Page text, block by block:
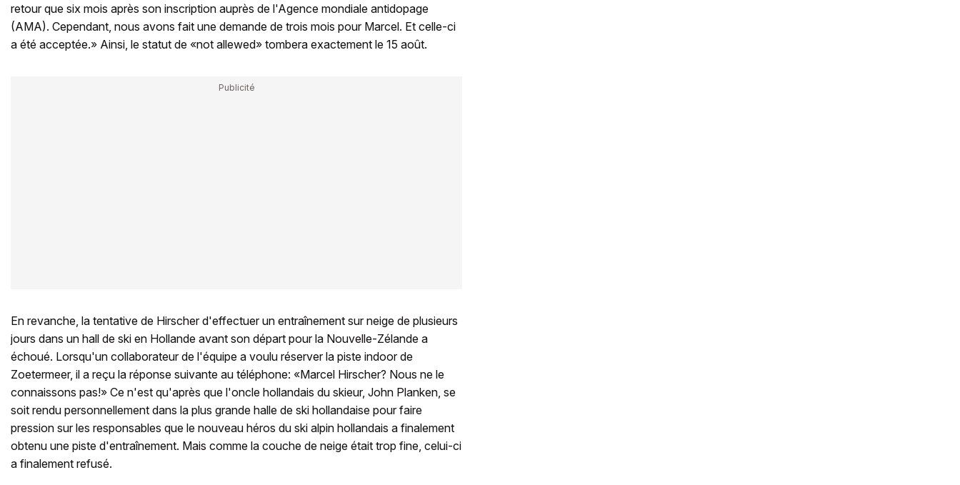
retour que six mois après son inscription auprès de l'Agence mondiale antidopage
(AMA). Cependant, nous avons fait une demande de trois mois pour Marcel. Et celle-ci
a été acceptée.» Ainsi, le statut de «not allewed» tombera exactement le 15 août.
En revanche, la tentative de Hirscher d'effectuer un entraînement sur neige de plusieurs
jours dans un hall de ski en Hollande avant son départ pour la Nouvelle-Zélande a
échoué. Lorsqu'un collaborateur de l'équipe a voulu réserver la piste indoor de
Zoetermeer, il a reçu la réponse suivante au téléphone: «Marcel Hirscher? Nous ne le
connaissons pas!» Ce n'est qu'après que l'oncle hollandais du skieur, John Planken, se
soit rendu personnellement dans la plus grande halle de ski hollandaise pour faire
pression sur les responsables que le nouveau héros du ski alpin hollandais a finalement
obtenu une piste d'entraînement. Mais comme la couche de neige était trop fine, celui-ci
a finalement refusé.